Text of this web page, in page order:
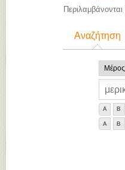
Περιλαμβάνονται
Αναζήτηση
A B
Α Β